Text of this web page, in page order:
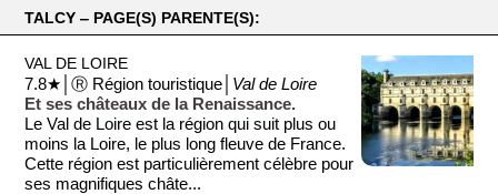
TALCY ‒ PAGE(S) PARENTE(S):
VAL DE LOIRE
7.8★│Ⓡ Région touristique│ Val de Loire
Et ses châteaux de la Renaissance.
Le Val de Loire est la région qui suit plus ou
moins la Loire, le plus long fleuve de France.
Cette région est particulièrement célèbre pour
ses magnifiques châte...